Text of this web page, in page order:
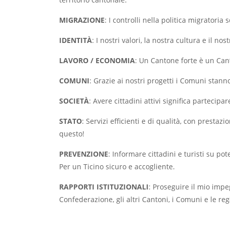
MIGRAZIONE: I controlli nella politica migratoria
IDENTITÀ: I nostri valori, la nostra cultura e il
LAVORO / ECONOMIA: Un Cantone forte è un
COMUNI: Grazie ai nostri progetti i Comuni
SOCIETÀ: Avere cittadini attivi significa
STATO: Servizi efficienti e di qualità, con
questo!
PREVENZIONE: Informare cittadini e turisti su
Per un Ticino sicuro e accogliente.
RAPPORTI ISTITUZIONALI: Proseguire il mio
Confederazione, gli altri Cantoni, i Comuni e le